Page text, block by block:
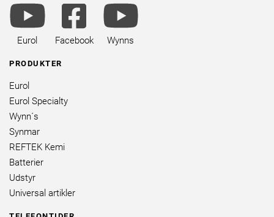
youtube
brands
Eurol
facebook
square
brands
Facebook
Wynns
PRODUKTER
Eurol
Eurol Specialty
Wynn´s
Synmar
REFTEK Kemi
Batterier
Udstyr
Universal artikler